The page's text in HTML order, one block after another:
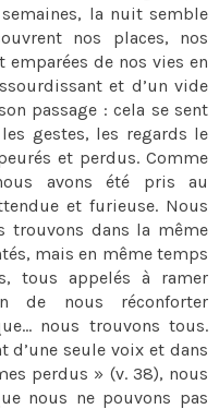
la nuit semble
nos places, nos
de nos vies en
et d’un vide
passage : cela se sent
gestes, les regards le
et perdus. Comme
avons été pris au
et furieuse. Nous
trouvons dans la même
mais en même temps
tous appelés à ramer
de nous réconforter
nous trouvons tous.
seule voix et dans
perdus » (v. 38), nous
nous ne pouvons pas